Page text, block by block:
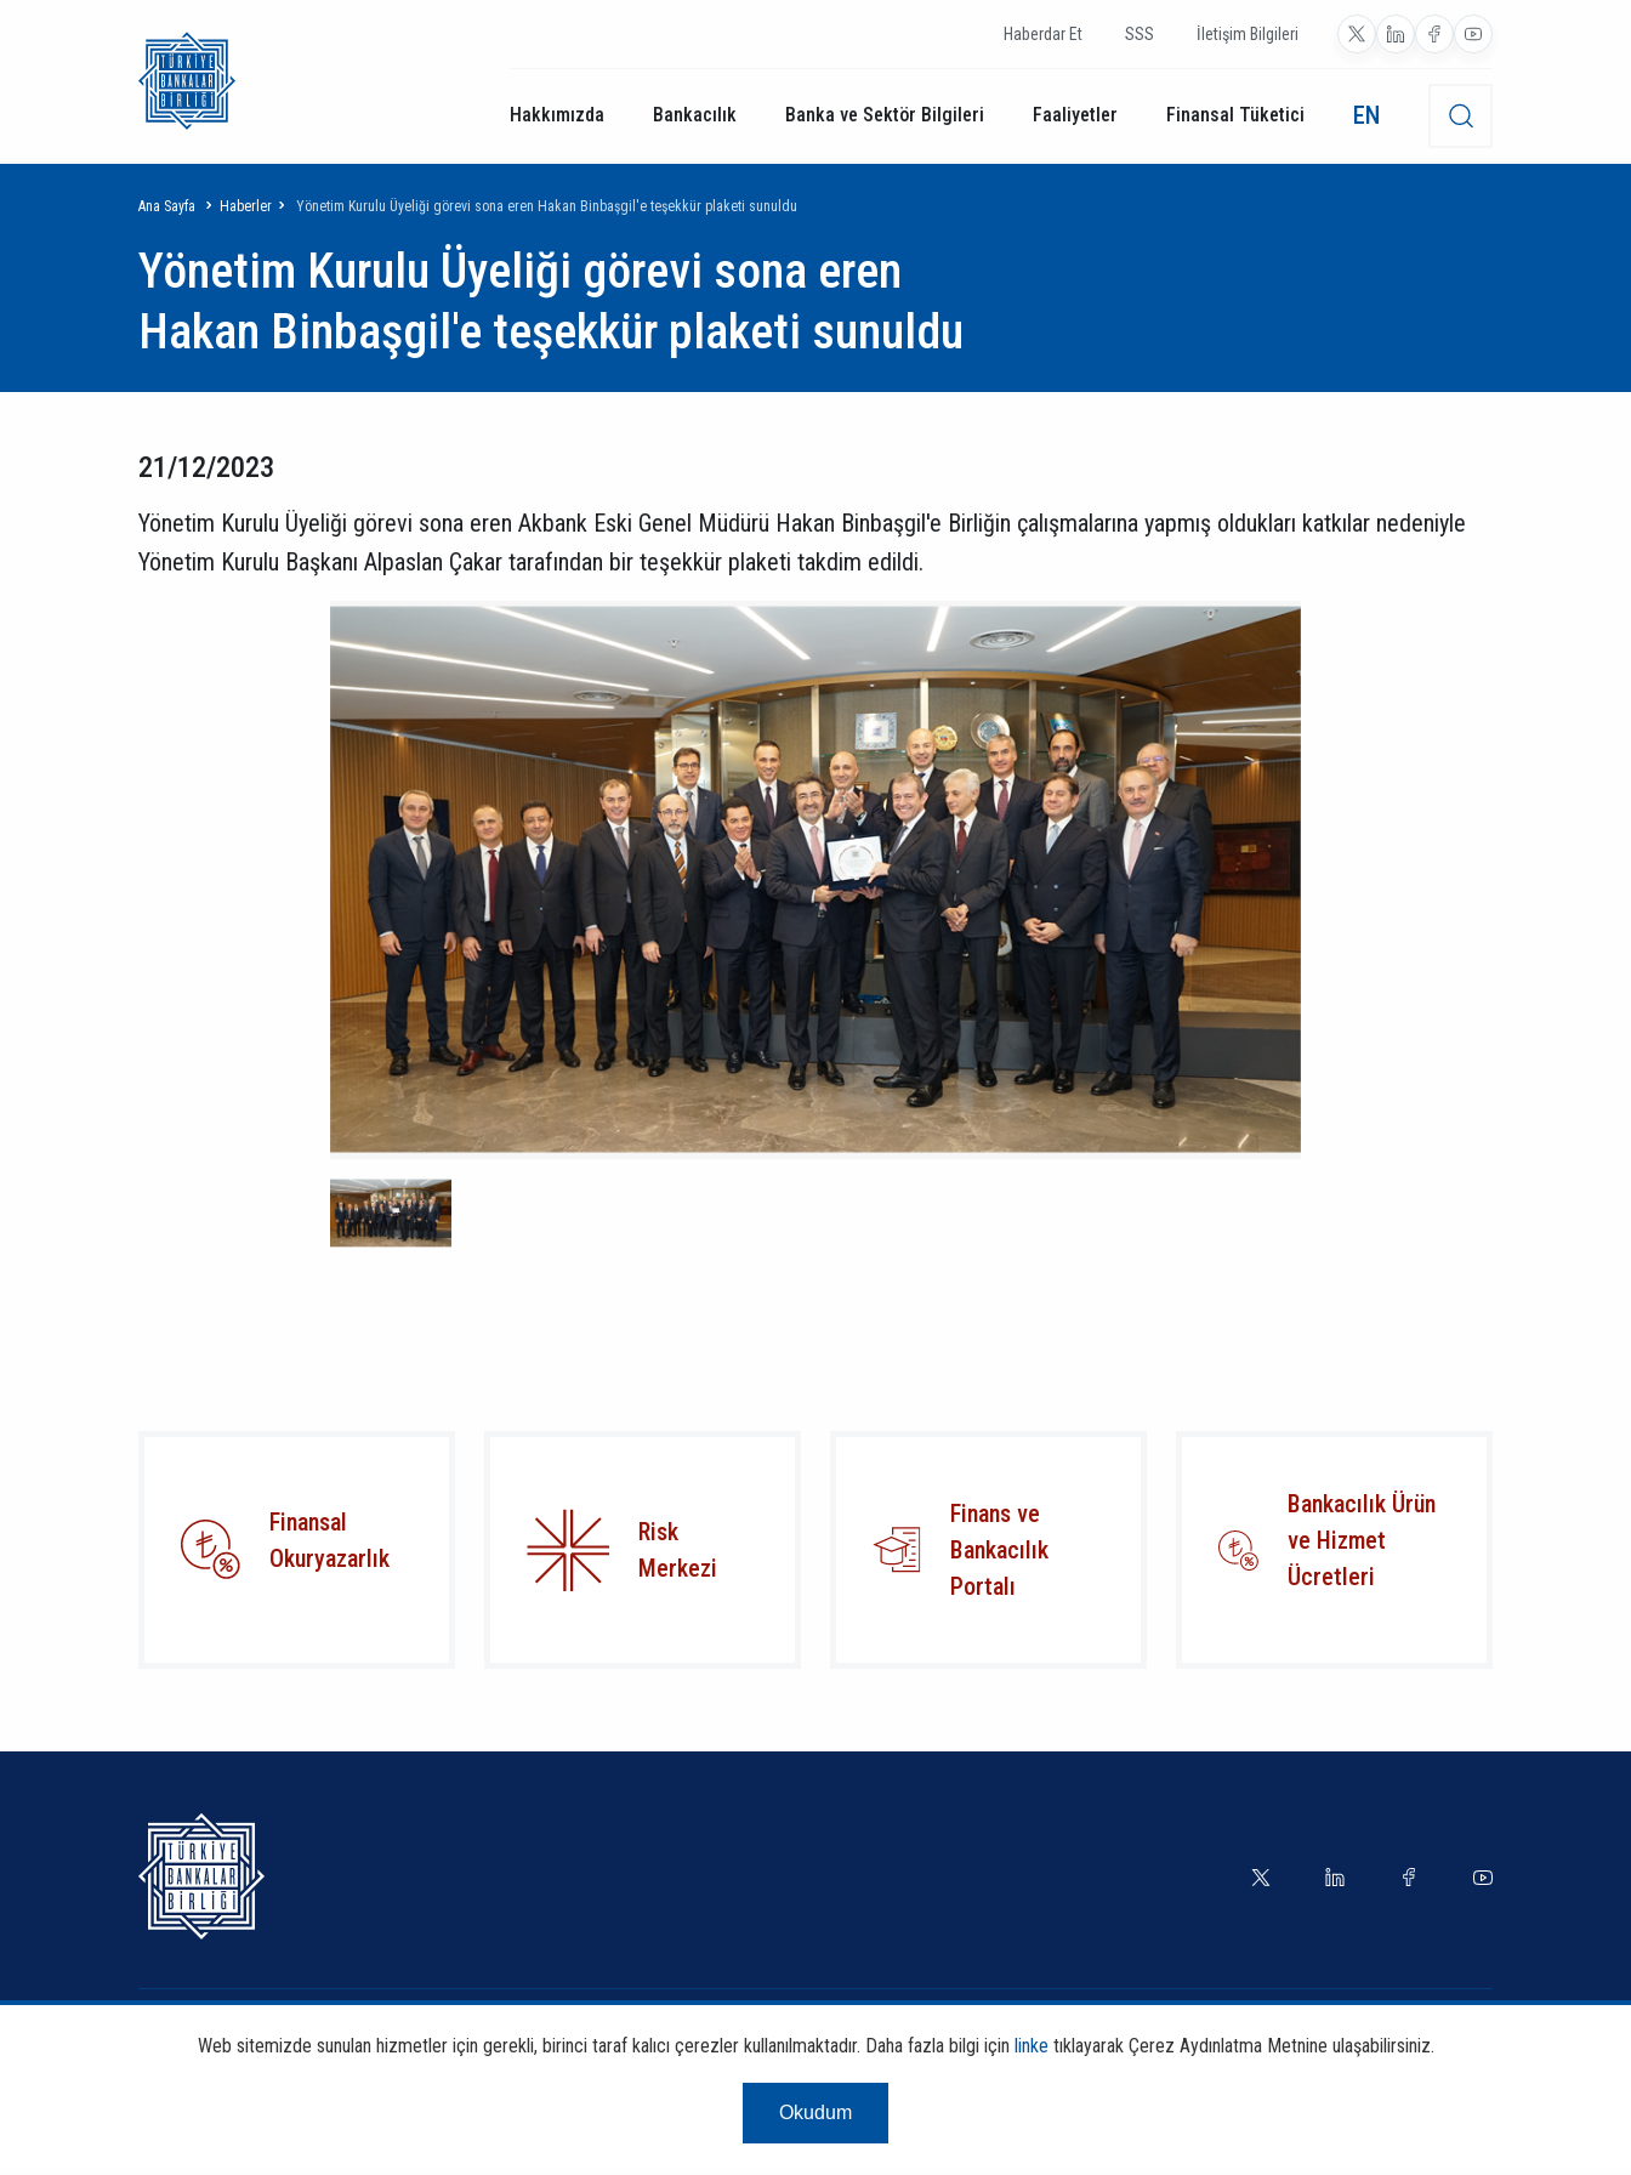
Haberdar Et SSS İletişim Bilgileri
Hakkımızda Bankacılık Banka ve Sektör Bilgileri Faaliyetler Finansal Tüketici EN
Sayfa
yolu
Ana Sayfa Haberler Yönetim Kurulu Üyeliği görevi sona eren Hakan Binbaşgil'e teşekkür plaketi sunuldu
Yönetim Kurulu Üyeliği görevi sona eren
Hakan Binbaşgil'e teşekkür plaketi sunuldu
21/12/2023
Yönetim Kurulu Üyeliği görevi sona eren Akbank Eski Genel Müdürü Hakan Binbaşgil'e Birliğin çalışmalarına yapmış oldukları katkılar nedeniyle
Yönetim Kurulu Başkanı Alpaslan Çakar tarafından bir teşekkür plaketi takdim edildi.
Finansal
Okuryazarlık
Risk
Merkezi
Finans ve
Bankacılık
Portalı
Bankacılık Ürün
ve Hizmet
Ücretleri
Hakkımızda Bankacılık Banka ve Sektör Bilgileri Faaliyetler Kılavuzlar
Sürdürülebilirlik
Web sitemizde sunulan hizmetler için gerekli, birinci taraf kalıcı çerezler kullanılmaktadır. Daha fazla bilgi için linke tıklayarak Çerez Aydınlatma Metnine ulaşabilirsiniz.
Okudum